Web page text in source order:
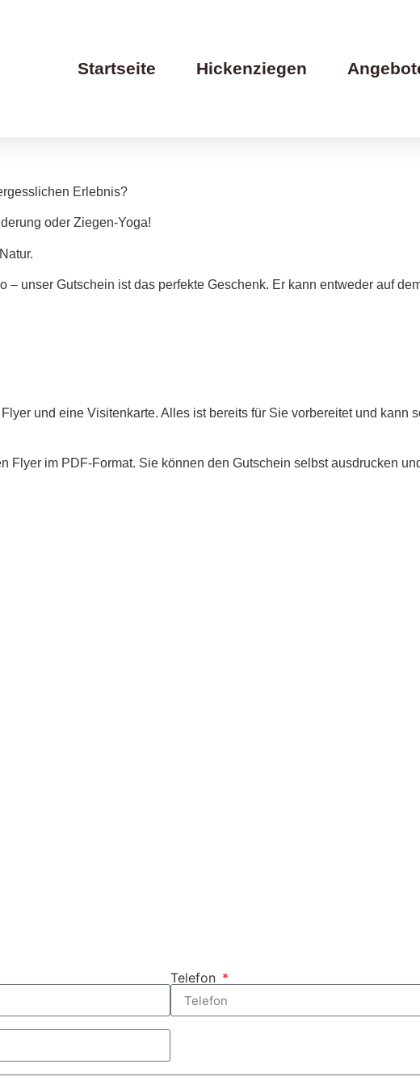
Startseite Hickenziegen
Erlebnis?
oder Ziegen-Yoga!
– unser Gutschein ist das perfekte Geschenk. Er kann entweder auf
und eine Visitenkarte. Alles ist bereits für Sie vorbereitet und kann
im PDF-Format. Sie können den Gutschein selbst ausdrucken
Telefon